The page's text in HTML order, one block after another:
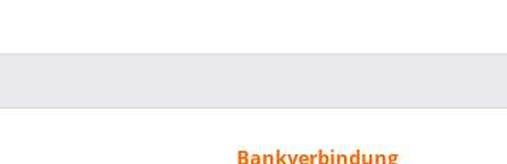
Bankverbindung